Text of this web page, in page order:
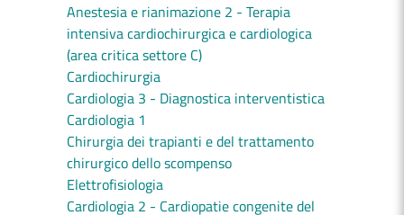
Anestesia e rianimazione 2 - Terapia
intensiva cardiochirurgica e cardiologica
(area critica settore C)
Cardiochirurgia
Cardiologia 3 - Diagnostica interventistica
Cardiologia 1
Chirurgia dei trapianti e del trattamento
chirurgico dello scompenso
Elettrofisiologia
Cardiologia 2 - Cardiopatie congenite del